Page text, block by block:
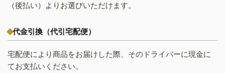
（後払い）よりお選びいただけます。
代金引換（代引宅配便）
宅配便により商品をお届けした際、そのドライバーに現金に
てお支払いください。